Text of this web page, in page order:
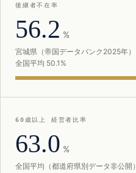
後継者不在率
56.2 %
宮城県（帝国データバンク2025年）
全国平均 50.1%
60歳以上 経営者比率
63.0 %
全国平均（都道府県別データ非公開）